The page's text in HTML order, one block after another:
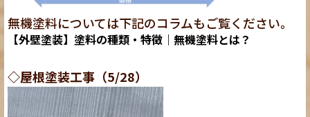
無機塗料については下記のコラムもご覧ください。
【外壁塗装】塗料の種類・特徴｜無機塗料とは？
◇屋根塗装工事（5/28）